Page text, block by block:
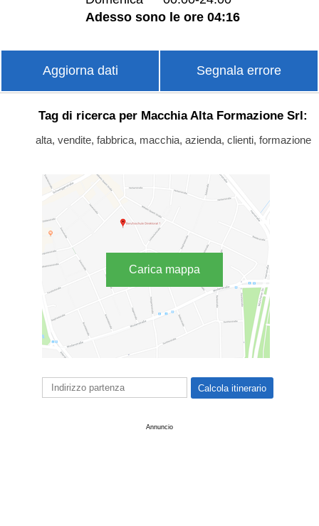
Adesso sono le ore 04:16
Aggiorna dati Segnala errore
Tag di ricerca per Macchia Alta Formazione Srl:
alta, vendite, fabbrica, macchia, azienda, clienti, formazione
Carica mappa
Annuncio